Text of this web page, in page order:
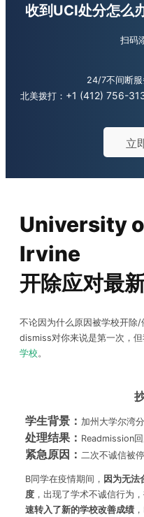
收到UCI处分怎么
扫码
24/7不间断服
北美拨打： +1 (412) 756-
立
University
Irvine
开除应对最
不论因为什么原因被学校开除/
dismiss对你来说是第一次，
学校。
学生背景： 加州大学尔湾
处理结果： Readmission
紧急原因： 二次不诚信被
B同学在疫情期间， 因为无法
度，出现了学术不诚信行为，
速转入了新的学校改善成绩